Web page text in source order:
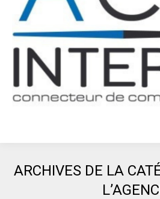
ARCHIVES DE LA